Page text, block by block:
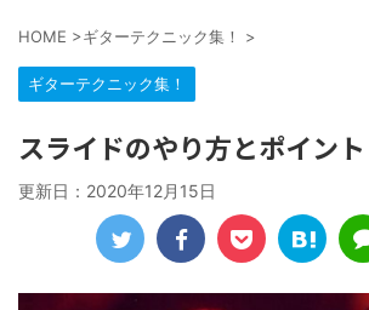
HOME >ギターテクニック集！ >
ギターテクニック集！
スライドのやり方とポイント
更新日： 2020年12月15日